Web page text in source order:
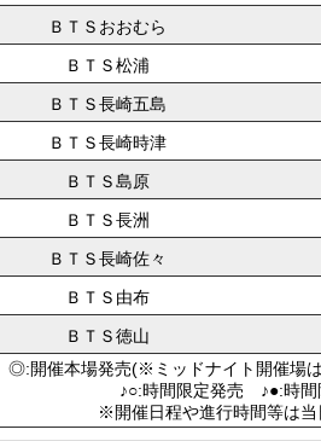
ＢＴＳおおむら
ＢＴＳ松浦
ＢＴＳ長崎五島
ＢＴＳ長崎時津
ＢＴＳ島原
ＢＴＳ長洲
ＢＴＳ長崎佐々
ＢＴＳ由布
ＢＴＳ徳山
◎:開催本場発売(※ミッドナイト開催
♪○:時間限定発売 ♪●:時
※開催日程や進行時間等は当